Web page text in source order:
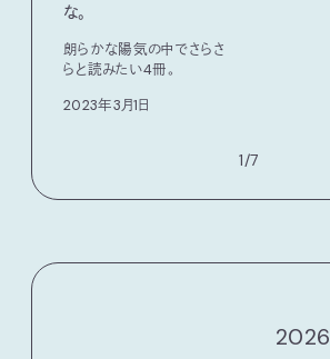
な。
朗らかな陽気の中でさらさ
らと読みたい4冊。
2023年3月1日
1/7
2026